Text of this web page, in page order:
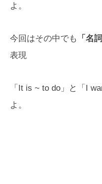
よ。
今回はその中でも 「名
表現
「It is ~ to do」と「I
よ。